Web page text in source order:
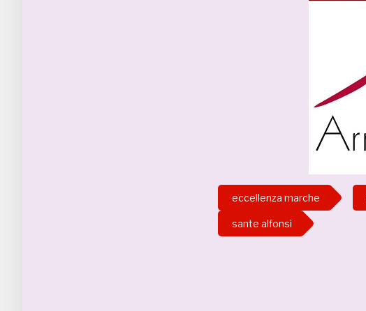
eccellenza marche
sante alfonsi